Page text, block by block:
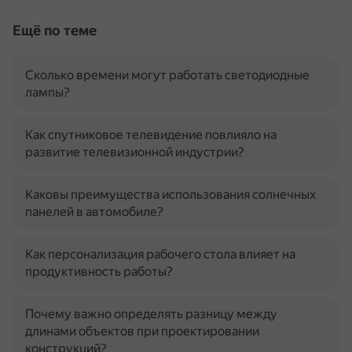
Ещё по теме
Сколько времени могут работать светодиодные
лампы?
Как спутниковое телевидение повлияло на
развитие телевизионной индустрии?
Каковы преимущества использования солнечных
панелей в автомобиле?
Как персонализация рабочего стола влияет на
продуктивность работы?
Почему важно определять разницу между
длинами объектов при проектировании
конструкций?